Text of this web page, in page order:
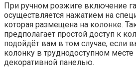
При ручном розжиге включение
осуществляется нажатием на
которая размещена на колонке.
предполагает простой доступ к
подойдёт вам в том случае, если
колонку в труднодоступном
декоративной панелью.